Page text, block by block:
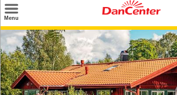
Menu
Søk
Tilbud
Inspirasjon